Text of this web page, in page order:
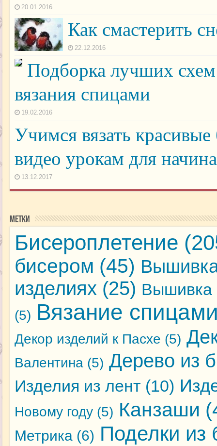
20.01.2016
Как смастерить
22.12.2016
Подборка лучших
вязания спицами
19.02.2016
Учимся вязать
видео урокам для
13.12.2017
Метки
Бисероплетение
бисером (45)
изделиях (25) Вышивка
(5) Вязание
Декор изделий к Пасхе (5)
Валентина(5) Дерево из
Изделия из лент (10)
Новому году(5) Канзаши
Метрика(6) Поделки из